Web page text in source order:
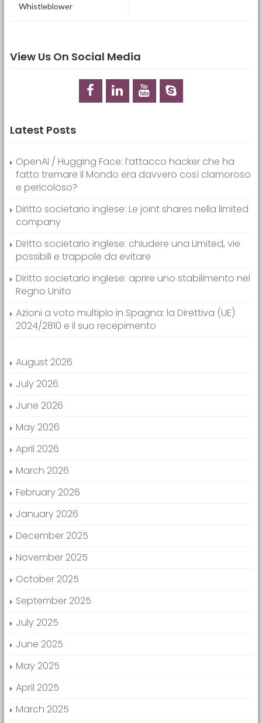
Whistleblower
View Us On Social Media
Latest Posts
OpenAI / Hugging Face: l’attacco hacker che ha
fatto tremare il Mondo era davvero così clamoroso
e pericoloso?
Diritto societario inglese: Le joint shares nella limited
company
Diritto societario inglese: chiudere una Limited, vie
possibili e trappole da evitare
Diritto societario inglese: aprire uno stabilimento nel
Regno Unito
Azioni a voto multiplo in Spagna: la Direttiva (UE)
2024/2810 e il suo recepimento
August 2026
July 2026
June 2026
May 2026
April 2026
March 2026
February 2026
January 2026
December 2025
November 2025
October 2025
September 2025
July 2025
June 2025
May 2025
April 2025
March 2025